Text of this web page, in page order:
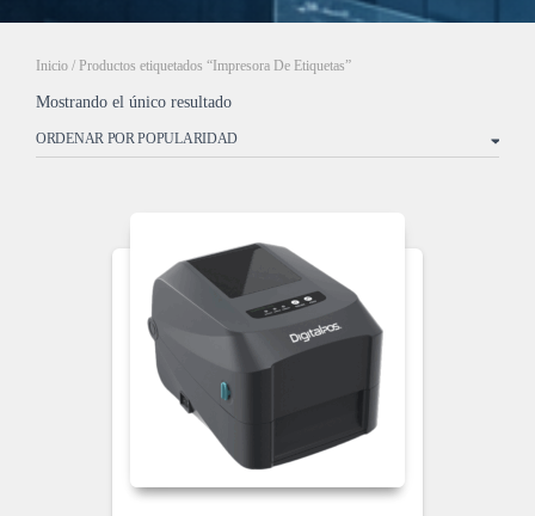
Inicio / Productos etiquetados “Impresora De Etiquetas”
Mostrando el único resultado